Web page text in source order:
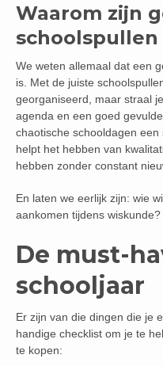
Waarom zijn
We weten allemaal dat een
is. Met de juiste
georganiseerd, maar straal
agenda en een goed
chaotische schooldagen
helpt het hebben van
hebben zonder constant
En laten we eerlijk zijn: wie
aankomen tijdens wiskunde?
De must-
schooljaar
Er zijn van die dingen die je
handige checklist om je te
te kopen: